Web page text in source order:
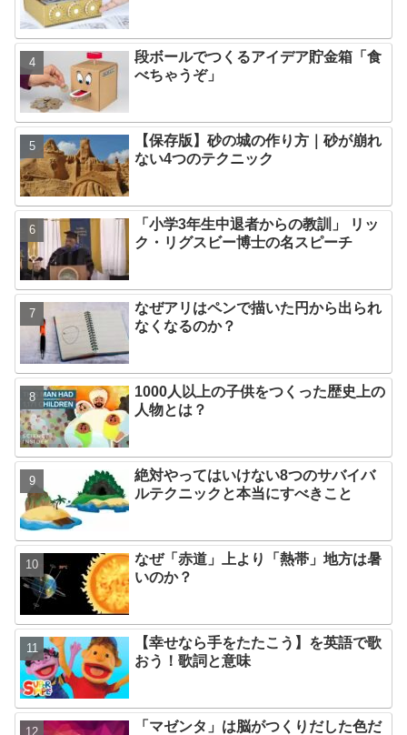
段ボールでつくるアイデア貯金箱「食
べちゃうぞ」
【保存版】砂の城の作り方｜砂が崩れ
ない4つのテクニック
「小学3年生中退者からの教訓」 リッ
ク・リグスビー博士の名スピーチ
なぜアリはペンで描いた円から出られ
なくなるのか？
1000人以上の子供をつくった歴史上の
人物とは？
絶対やってはいけない8つのサバイバ
ルテクニックと本当にすべきこと
なぜ「赤道」上より「熱帯」地方は暑
いのか？
【幸せなら手をたたこう】を英語で歌
おう！歌詞と意味
「マゼンタ」は脳がつくりだした色だ